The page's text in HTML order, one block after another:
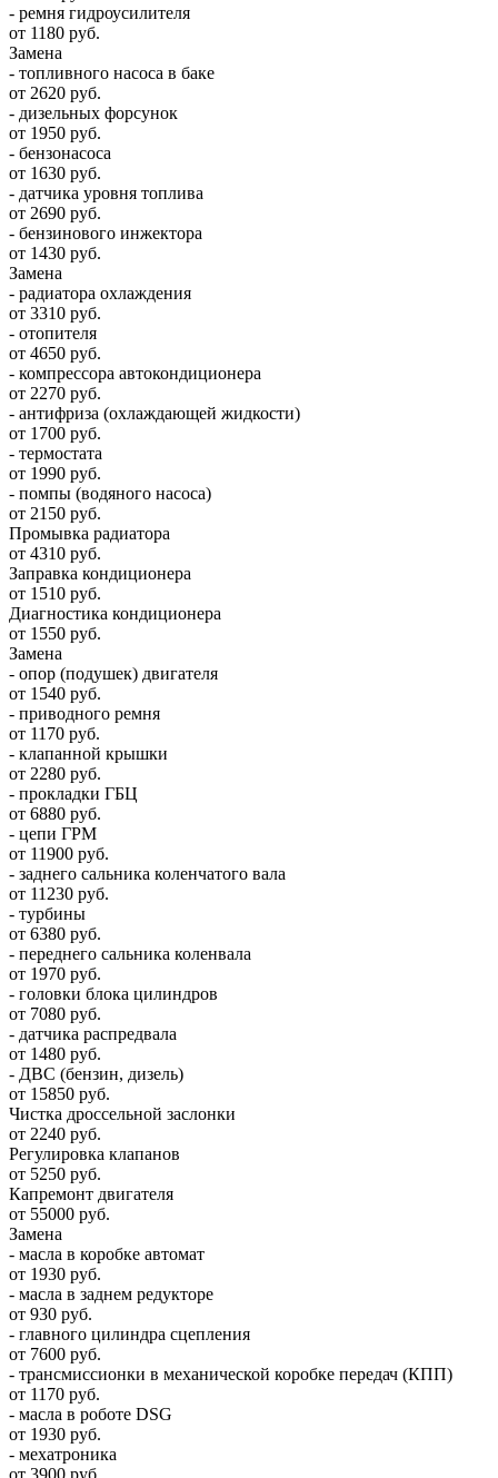
- ремня гидроусилителя
от 1180 руб.
Замена
- топливного насоса в баке
от 2620 руб.
- дизельных форсунок
от 1950 руб.
- бензонасоса
от 1630 руб.
- датчика уровня топлива
от 2690 руб.
- бензинового инжектора
от 1430 руб.
Замена
- радиатора охлаждения
от 3310 руб.
- отопителя
от 4650 руб.
- компрессора автокондиционера
от 2270 руб.
- антифриза (охлаждающей жидкости)
от 1700 руб.
- термостата
от 1990 руб.
- помпы (водяного насоса)
от 2150 руб.
Промывка радиатора
от 4310 руб.
Заправка кондиционера
от 1510 руб.
Диагностика кондиционера
от 1550 руб.
Замена
- опор (подушек) двигателя
от 1540 руб.
- приводного ремня
от 1170 руб.
- клапанной крышки
от 2280 руб.
- прокладки ГБЦ
от 6880 руб.
- цепи ГРМ
от 11900 руб.
- заднего сальника коленчатого вала
от 11230 руб.
- турбины
от 6380 руб.
- переднего сальника коленвала
от 1970 руб.
- головки блока цилиндров
от 7080 руб.
- датчика распредвала
от 1480 руб.
- ДВС (бензин, дизель)
от 15850 руб.
Чистка дроссельной заслонки
от 2240 руб.
Регулировка клапанов
от 5250 руб.
Капремонт двигателя
от 55000 руб.
Замена
- масла в коробке автомат
от 1930 руб.
- масла в заднем редукторе
от 930 руб.
- главного цилиндра сцепления
от 7600 руб.
- трансмиссионки в механической коробке передач (КПП)
от 1170 руб.
- масла в роботе DSG
от 1930 руб.
- мехатроника
от 3900 руб.